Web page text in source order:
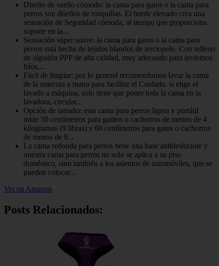
Diseño de sueño cómodo: la cama para gatos o la cama para
perros son diseños de rosquillas. El borde elevado crea una
sensación de Seguridad cómoda, al tiempo que proporciona
soporte en la...
Sensación súper suave: la cama para gatos o la cama para
perros está hecha de tejidos blandos de terciopelo. Con relleno
de algodón PPP de alta calidad, muy adecuado para inviernos
fríos,...
Fácil de limpiar: por lo general recomendamos lavar la cama
de la mascota a mano para facilitar el Cuidado. si elige el
lavado a máquina, solo tiene que poner toda la cama en la
lavadora, circular...
Opción de tamaño: esta cama para perros ligera y portátil
mide 50 centímetros para gatitos o cachorros de menos de 4
kilogramos (9 libras) y 60 centímetros para gatos o cachorros
de menos de 8...
La cama redonda para perros tiene una base antideslizante y
nuestra cama para perros no solo se aplica a su piso
doméstico, sino también a los asientos de automóviles, que se
pueden colocar...
Ver en Amazon
Posts Relacionados: